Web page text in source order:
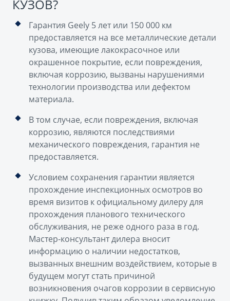
КУЗОВ?
Гарантия Geely 5 лет или 150 000 км
предоставляется на все металлические детали
кузова, имеющие лакокрасочное или
окрашенное покрытие, если повреждения,
включая коррозию, вызваны нарушениями
технологии производства или дефектом
материала.
В том случае, если повреждения, включая
коррозию, являются последствиями
механического повреждения, гарантия не
предоставляется.
Условием сохранения гарантии является
прохождение инспекционных осмотров во
время визитов к официальному дилеру для
прохождения планового технического
обслуживания, не реже одного раза в год.
Мастер-консультант дилера вносит
информацию о наличии недостатков,
вызванных внешним воздействием, которые в
будущем могут стать причиной
возникновения очагов коррозии в сервисную